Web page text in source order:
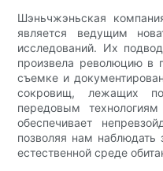
Шэньчжэньская
является ведущим
исследований. Их
произвела революцию в
съемке и
сокровищ, лежащих
передовым
обеспечивает
позволяя нам
естественной среде